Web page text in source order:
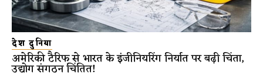
देश दुनिया
अमेरिकी टैरिफ से भारत के इंजीनियरिंग निर्यात पर बढ़ी चिंता,
उद्योग संगठन चिंतित!